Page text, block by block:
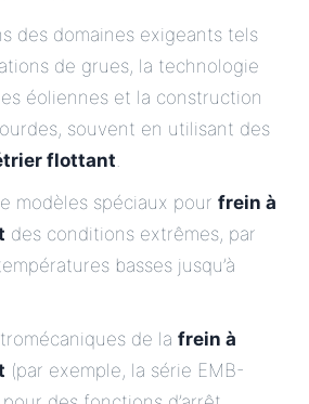
des domaines exigeants tels
de grues, la technologie
éoliennes et la construction
souvent en utilisant des
flottant.
modèles spéciaux pour frein à
des conditions extrêmes, par
basses jusqu’à
de la frein à
(par exemple, la série EMB-